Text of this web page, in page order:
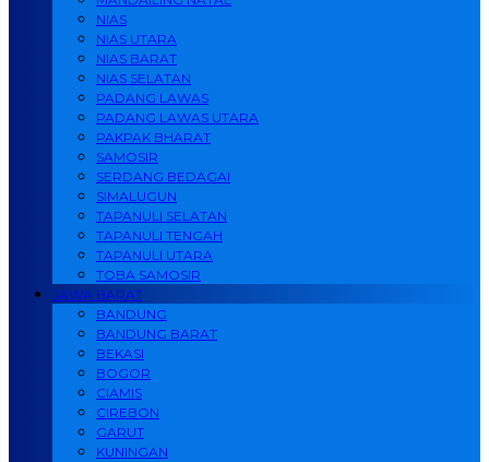
NIAS
NIAS UTARA
NIAS BARAT
NIAS SELATAN
PADANG LAWAS
PADANG LAWAS UTARA
PAKPAK BHARAT
SAMOSIR
SERDANG BEDAGAI
SIMALUGUN
TAPANULI SELATAN
TAPANULI TENGAH
TAPANULI UTARA
TOBA SAMOSIR
JAWA BARAT
BANDUNG
BANDUNG BARAT
BEKASI
BOGOR
CIAMIS
CIREBON
GARUT
KUNINGAN